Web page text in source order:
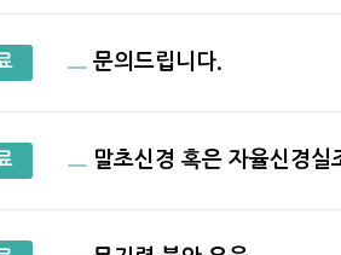
문의드립니다.
말초신경 혹은 자율신경실